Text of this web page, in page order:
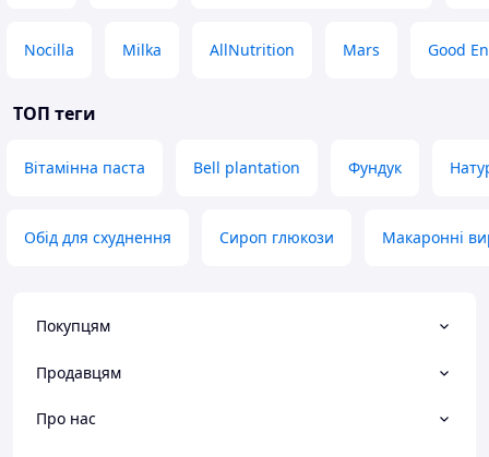
Nocilla Milka AllNutrition Mars Good
ТОП теги
Вітамінна паста Bell plantation Фундук
Обід для схуднення Сироп глюкози Макаронні
Покупцям
Продавцям
Про нас